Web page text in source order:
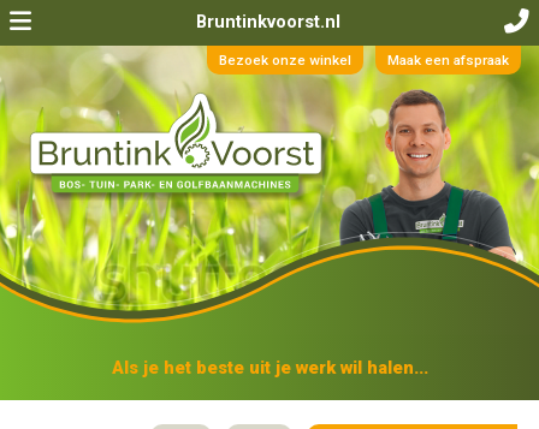
Bruntinkvoorst.nl
Bezoek onze winkel Maak een afspraak
Als je het beste uit je werk wil halen...